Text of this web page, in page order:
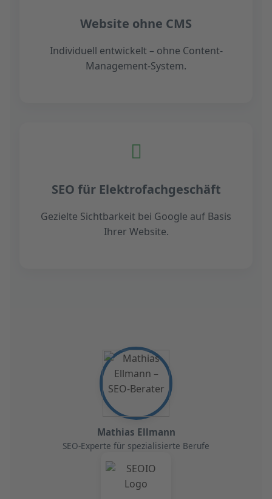
Website ohne CMS
Individuell entwickelt – ohne Content-
Management-System.
SEO für Elektrofachgeschäft
Gezielte Sichtbarkeit bei Google auf Basis
Ihrer Website.
Mathias Ellmann
SEO-Experte für spezialisierte Berufe